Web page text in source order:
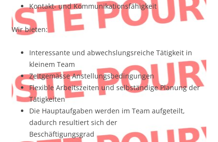
Kontakt- und Kommunikationsfähigkeit
Wir bieten:
Interessante und abwechslungsreiche Tätigkeit in
kleinem Team
Zeitgemässe Anstellungsbedingungen
Flexible Arbeitszeiten und selbständige Planung der
Tätigkeiten
Die Hauptaufgaben werden im Team aufgeteilt,
dadurch resultiert sich der
Beschäftigungsgrad